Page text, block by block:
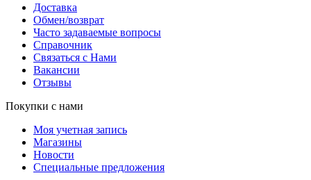
Доставка
Обмен/возврат
Часто задаваемые вопросы
Справочник
Связаться с Нами
Вакансии
Отзывы
Покупки с нами
Моя учетная запись
Магазины
Новости
Специальные предложения